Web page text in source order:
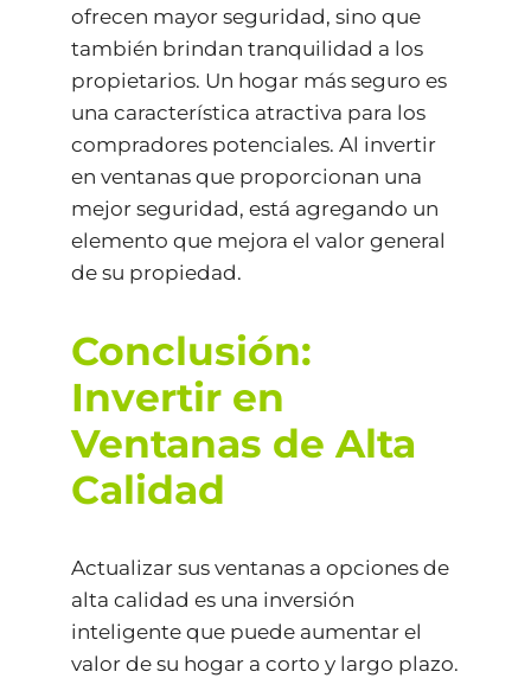
ofrecen mayor seguridad, sino que
también brindan tranquilidad a los
propietarios. Un hogar más seguro es
una característica atractiva para los
compradores potenciales. Al invertir
en ventanas que proporcionan una
mejor seguridad, está agregando un
elemento que mejora el valor general
de su propiedad.
Conclusión:
Invertir en
Ventanas de Alta
Calidad
Actualizar sus ventanas a opciones de
alta calidad es una inversión
inteligente que puede aumentar el
valor de su hogar a corto y largo plazo.